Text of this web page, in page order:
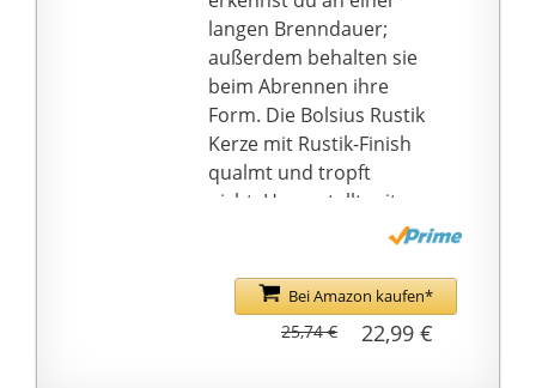
langen Brenndauer;
außerdem behalten sie
beim Abrennen ihre
Form. Die Bolsius Rustik
Kerze mit Rustik-Finish
qualmt und tropft
nicht. Hergestellt mit
Palmöl, mit natürlichem
Pflanzenwachs aus
Europa. Der
Bei Amazon kaufen*
22,99 €
25,74 €